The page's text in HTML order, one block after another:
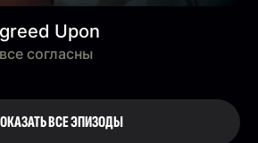
Upon
согласны
ВСЕ ЭПИЗОДЫ